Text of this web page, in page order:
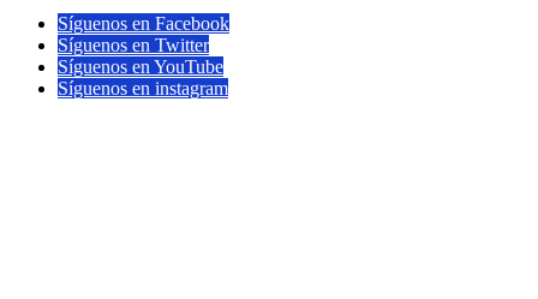
Síguenos en Facebook
Síguenos en Twitter
Síguenos en YouTube
Síguenos en instagram